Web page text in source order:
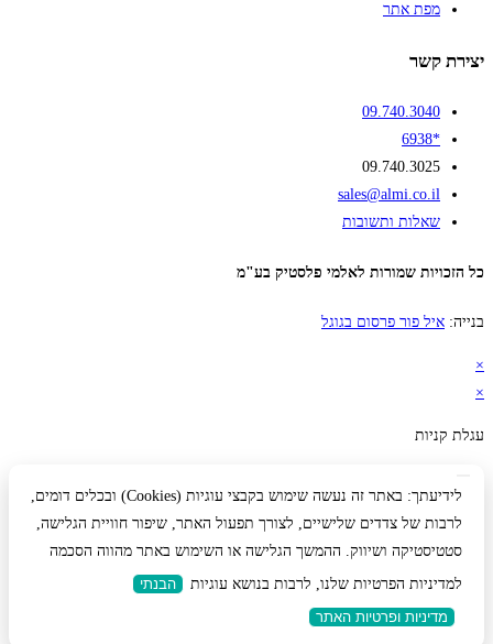
מפת אתר
יצירת קשר
09.740.3040
*6938
09.740.3025
sales@almi.co.il
שאלות ותשובות
כל הזכויות שמורות לאלמי פלסטיק בע"מ
בנייה: איל פור פרסום בגוגל
×
×
עגלת קניות
לידיעתך: באתר זה נעשה שימוש בקבצי עוגיות (Cookies) ובכלים דומים,
לרבות של צדדים שלישיים, לצורך תפעול האתר, שיפור חוויית הגלישה,
סטטיסטיקה ושיווק. ההמשך הגלישה או השימוש באתר מהווה הסכמה
למדיניות הפרטיות שלנו, לרבות בנושא עוגיות
הבנתי
מדיניות ופרטיות האתר